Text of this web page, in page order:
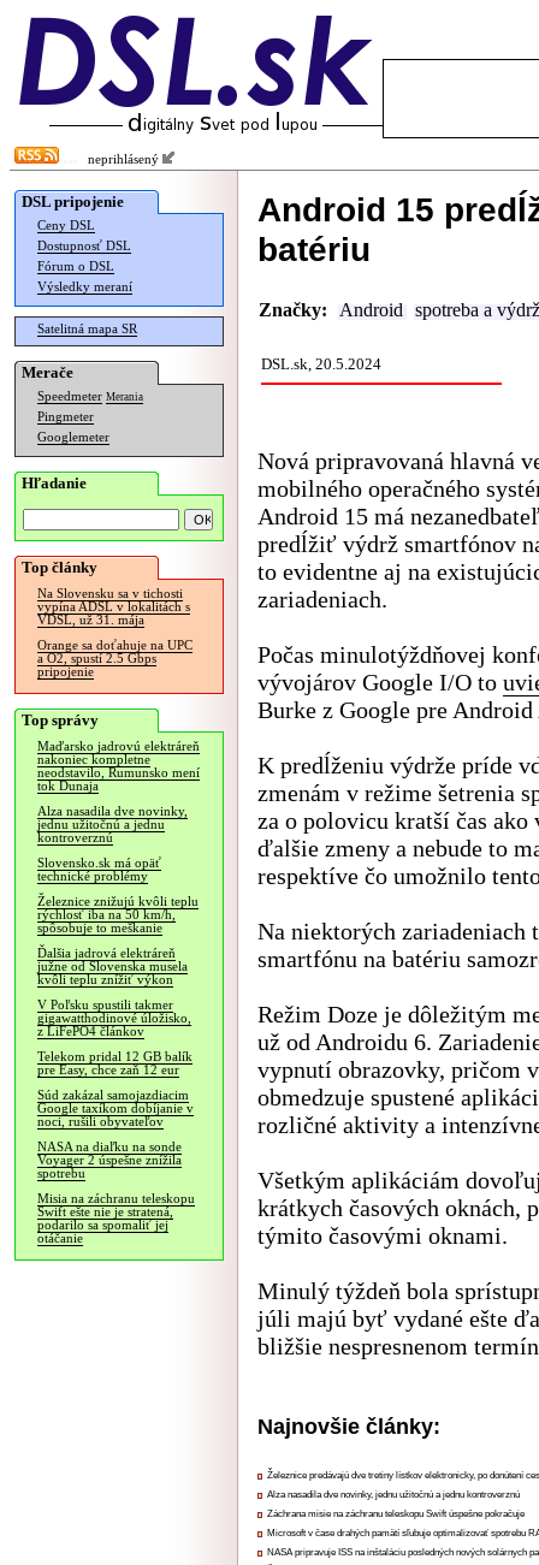
neprihlásený
DSL pripojenie
Ceny DSL
Dostupnosť DSL
Fórum o DSL
Výsledky meraní
Satelitná mapa SR
Merače
Speedmeter Merania
Pingmeter
Googlemeter
Hľadanie
Top články
Na Slovensku sa v tichosti
vypína ADSL v lokalitách s
VDSL, už 31. mája
Orange sa doťahuje na UPC
a O2, spustí 2.5 Gbps
pripojenie
Top správy
Maďarsko jadrovú elektráreň
nakoniec kompletne
neodstavilo, Rumunsko mení
tok Dunaja
Alza nasadila dve novinky,
jednu užitočnú a jednu
kontroverznú
Slovensko.sk má opäť
technické problémy
Železnice znižujú kvôli teplu
rýchlosť iba na 50 km/h,
spôsobuje to meškanie
Ďalšia jadrová elektráreň
južne od Slovenska musela
kvôli teplu znížiť výkon
V Poľsku spustili takmer
gigawatthodinové úložisko,
z LiFePO4 článkov
Telekom pridal 12 GB balík
pre Easy, chce zaň 12 eur
Súd zakázal samojazdiacim
Google taxíkom dobíjanie v
noci, rušili obyvateľov
NASA na diaľku na sonde
Voyager 2 úspešne znížila
spotrebu
Misia na záchranu teleskopu
Swift ešte nie je stratená,
podarilo sa spomaliť jej
otáčanie
Android 15
batériu
Značky: Android spotreba a výdrž
DSL.sk, 20.5.2024
Nová pripravovaná hlavná
mobilného operačného
Android 15 má
predĺžiť výdrž smartfónov
to evidentne aj na
zariadeniach.
Počas minulotýždňovej
vývojárov Google I/O to
Burke z Google pre
K predĺženiu výdrže príde
zmenám v režime šetrenia
za o polovicu kratší čas ako
ďalšie zmeny a nebude to
respektíve čo umožnilo
Na niektorých zariadeniach
smartfónu na batériu
Režim Doze je dôležitým
už od Androidu 6.
vypnutí obrazovky, pričom
obmedzuje spustené
rozličné aktivity a
Všetkým aplikáciám
krátkych časových oknách,
týmito časovými oknami.
Minulý týždeň bola
júli majú byť vydané ešte
bližšie nespresnenom
Najnovšie články:
Železnice predávajú dve tretiny lístkov elektronicky, po donútení
Alza nasadila dve novinky, jednu užitočnú a jednu kontroverznú
Záchrana misie na záchranu teleskopu Swift úspešne pokračuje
Microsoft v čase drahých pamätí sľubuje optimalizovať spotrebu
NASA pripravuje ISS na inštaláciu posledných nových solárnych